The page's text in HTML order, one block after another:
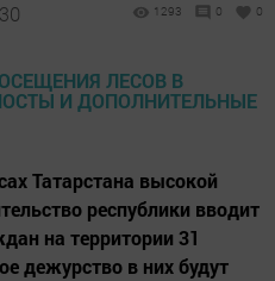
1293 0 0
Татарстана высокой
республики вводит
на территории 31
дежурство в них будут